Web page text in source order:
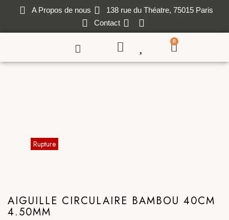
A Propos de nous
138 rue du Théatre, 75015 Paris
Contact
0
AIGUILLE CIRCULAIRE BAMBOU 40CM
4.50MM